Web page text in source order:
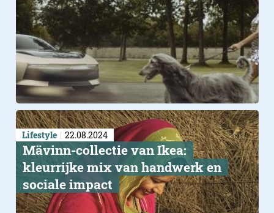
Lifestyle 22.08.2024
Mävinn-collectie van Ikea:
kleurrijke mix van handwerk en
sociale impact